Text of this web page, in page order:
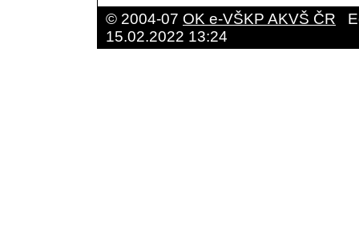
© 2004-07 OK e-VŠKP AKVŠ ČR
15.02.2022 13:24